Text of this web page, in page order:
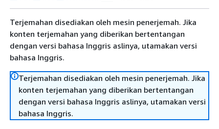
Terjemahan disediakan oleh mesin penerjemah. Jika
konten terjemahan yang diberikan bertentangan
dengan versi bahasa Inggris aslinya, utamakan versi
bahasa Inggris.
Terjemahan disediakan oleh mesin penerjemah. Jika
konten terjemahan yang diberikan bertentangan
dengan versi bahasa Inggris aslinya, utamakan versi
bahasa Inggris.